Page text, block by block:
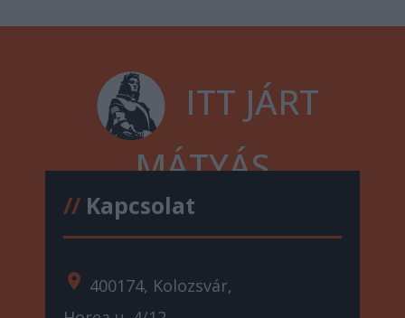
ITT JÁRT
MÁTYÁS
//Kapcsolat
location_on 400174, Kolozsvár,